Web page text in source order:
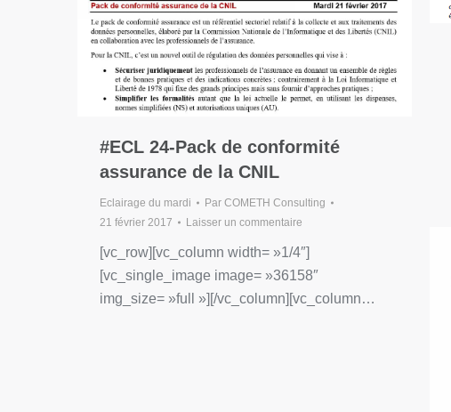
#ECL 24-Pack de conformité
assurance de la CNIL
Eclairage du mardi Par COMETH Consulting
21 février 2017
Laisser un commentaire
[vc_row][vc_column width= »1/4″]
[vc_single_image image= »36158″
img_size= »full »][/vc_column][vc_column…